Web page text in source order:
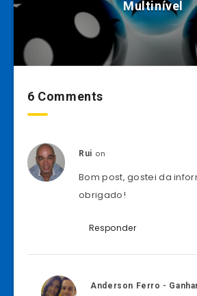
Multinível
6 Comments
Rui on
Bom post, gostei da
obrigado!
Responder
Anderson Ferro -